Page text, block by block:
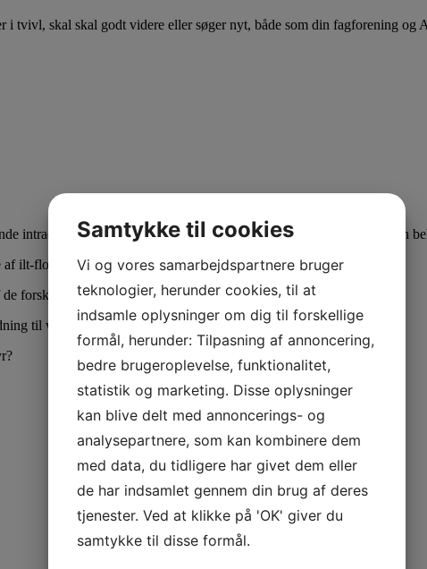
tvivl, skal skal godt videre eller søger nyt, både som din fagforening og
intraoperative parameter ændringer, samt forslag til hvordan man kan
af ilt-flowrater.
forskellige anæstesisystemer, der findes på markedet.
til vedligeholdelse og rengøring af systemerne.
Samtykke til cookies
Vi og vores samarbejdspartnere bruger
teknologier, herunder cookies, til at
indsamle oplysninger om dig til forskellige
formål, herunder: Tilpasning af annoncering,
bedre brugeroplevelse, funktionalitet,
statistik og marketing. Disse oplysninger
kan blive delt med annoncerings- og
analysepartnere, som kan kombinere dem
med data, du tidligere har givet dem eller
de har indsamlet gennem din brug af deres
tjenester. Ved at klikke på 'OK' giver du
samtykke til disse formål.